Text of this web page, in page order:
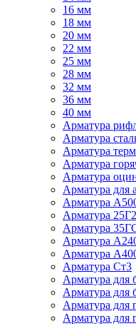
16 мм
18 мм
20 мм
22 мм
25 мм
28 мм
32 мм
36 мм
40 мм
Арматура
Арматура
Арматура
Арматура
Арматура
Арматура для
Арматура
Арматура
Арматура
Арматура
Арматура
Арматура Ст3
Арматура для
Арматура для
Арматура для
Арматура для